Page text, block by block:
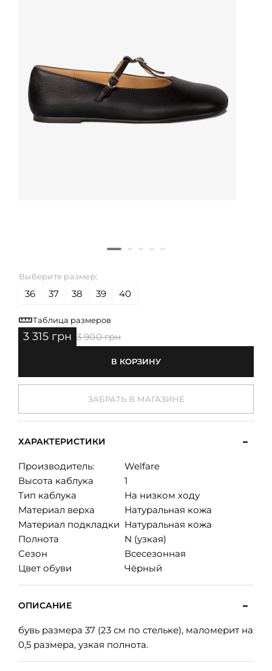
Выберите размер:
36 37 38 39 40
Таблица размеров
3 315 грн 3 900 грн
В КОРЗИНУ
ЗАБРАТЬ В МАГАЗИНЕ
ХАРАКТЕРИСТИКИ
Производитель:
Welfare
Высота каблука
1
Тип каблука
На низком ходу
Материал верха
Натуральная кожа
Материал подкладки Натуральная кожа
Полнота
N (узкая)
Сезон
Всесезонная
Цвет обуви
Чёрный
ОПИСАНИЕ
бувь размера 37 (23 см по стельке), маломерит на
0,5 размера, узкая полнота.